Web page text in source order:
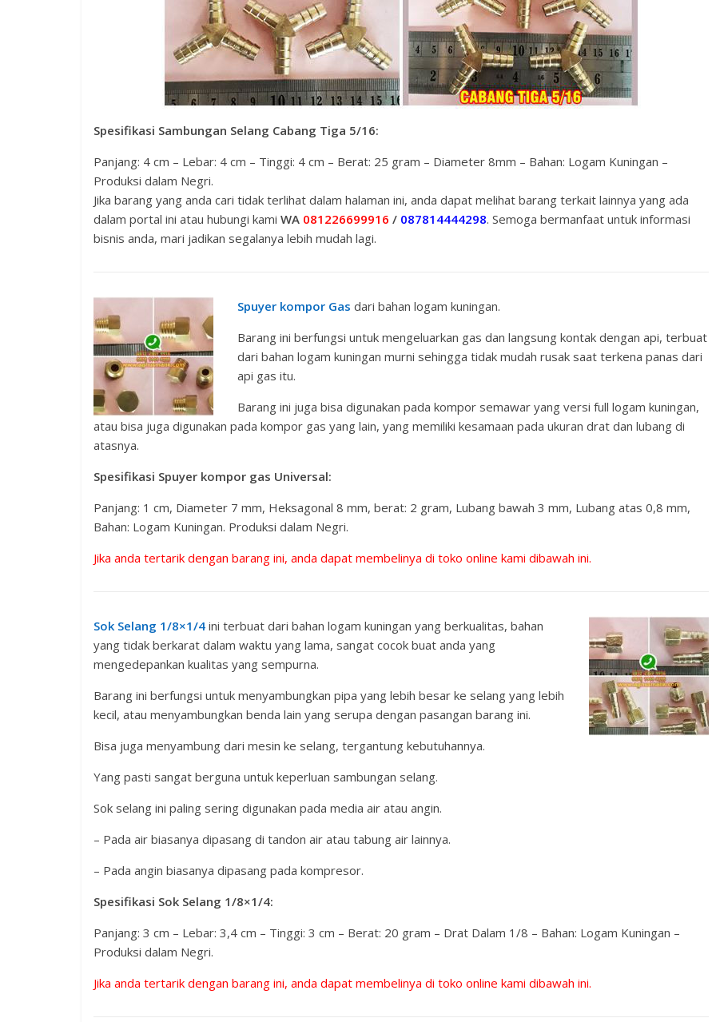
Spesifikasi Sambungan Selang Cabang Tiga 5/16:
Panjang: 4 cm – Lebar: 4 cm – Tinggi: 4 cm – Berat: 25 gram – Diameter 8mm – Bahan: Logam Kuningan –
Produksi dalam Negri.
Jika barang yang anda cari tidak terlihat dalam halaman ini, anda dapat melihat barang terkait lainnya yang ada
dalam portal ini atau hubungi kami WA 081226699916 / 087814444298. Semoga bermanfaat untuk informasi
bisnis anda, mari jadikan segalanya lebih mudah lagi.
Spuyer kompor Gas dari bahan logam kuningan.
Barang ini berfungsi untuk mengeluarkan gas dan langsung kontak dengan api, terbuat
dari bahan logam kuningan murni sehingga tidak mudah rusak saat terkena panas dari
api gas itu.
Barang ini juga bisa digunakan pada kompor semawar yang versi full logam kuningan,
atau bisa juga digunakan pada kompor gas yang lain, yang memiliki kesamaan pada ukuran drat dan lubang di
atasnya.
Spesifikasi Spuyer kompor gas Universal:
Panjang: 1 cm, Diameter 7 mm, Heksagonal 8 mm, berat: 2 gram, Lubang bawah 3 mm, Lubang atas 0,8 mm,
Bahan: Logam Kuningan. Produksi dalam Negri.
Jika anda tertarik dengan barang ini, anda dapat membelinya di toko online kami dibawah ini.
Sok Selang 1/8×1/4 ini terbuat dari bahan logam kuningan yang berkualitas, bahan
yang tidak berkarat dalam waktu yang lama, sangat cocok buat anda yang
mengedepankan kualitas yang sempurna.
Barang ini berfungsi untuk menyambungkan pipa yang lebih besar ke selang yang lebih
kecil, atau menyambungkan benda lain yang serupa dengan pasangan barang ini.
Bisa juga menyambung dari mesin ke selang, tergantung kebutuhannya.
Yang pasti sangat berguna untuk keperluan sambungan selang.
Sok selang ini paling sering digunakan pada media air atau angin.
– Pada air biasanya dipasang di tandon air atau tabung air lainnya.
– Pada angin biasanya dipasang pada kompresor.
Spesifikasi Sok Selang 1/8×1/4:
Panjang: 3 cm – Lebar: 3,4 cm – Tinggi: 3 cm – Berat: 20 gram – Drat Dalam 1/8 – Bahan: Logam Kuningan –
Produksi dalam Negri.
Jika anda tertarik dengan barang ini, anda dapat membelinya di toko online kami dibawah ini.